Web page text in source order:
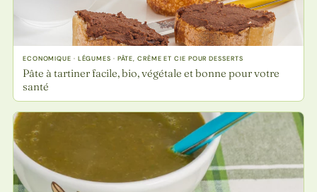
ECONOMIQUE · LÉGUMES · PÂTE, CRÈME ET CIE POUR DESSERTS
Pâte à tartiner facile, bio, végétale et bonne pour votre
santé